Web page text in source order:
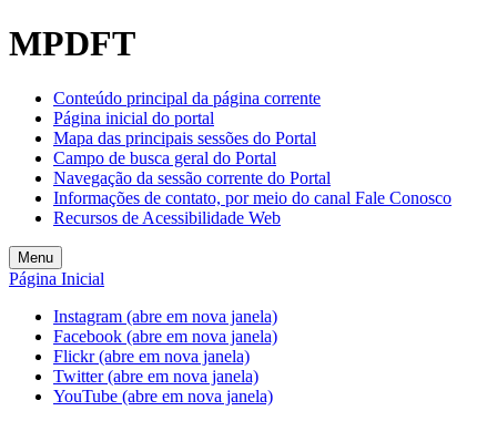
MPDFT
Conteúdo principal da página corrente
Página inicial do portal
Mapa das principais sessões do Portal
Campo de busca geral do Portal
Navegação da sessão corrente do Portal
Informações de contato, por meio do canal Fale Conosco
Recursos de Acessibilidade Web
Menu
Página Inicial
Instagram (abre em nova janela)
Facebook (abre em nova janela)
Flickr (abre em nova janela)
Twitter (abre em nova janela)
YouTube (abre em nova janela)